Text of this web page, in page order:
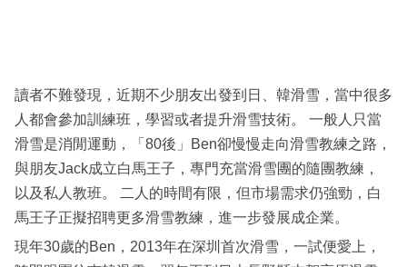
閱
專
讀者不難發現，近期不少朋友出發到日、韓滑雪，當中很多
人都會參加訓練班，學習或者提升滑雪技術。 一般人只當
滑雪是消閒運動，「80後」Ben卻慢慢走向滑雪教練之路，
與朋友Jack成立白馬王子，專門充當滑雪團的隨團教練，
以及私人教班。 二人的時間有限，但市場需求仍強勁，白
馬王子正擬招聘更多滑雪教練，進一步發展成企業。
現年30歲的Ben，2013年在深圳首次滑雪，一試便愛上，